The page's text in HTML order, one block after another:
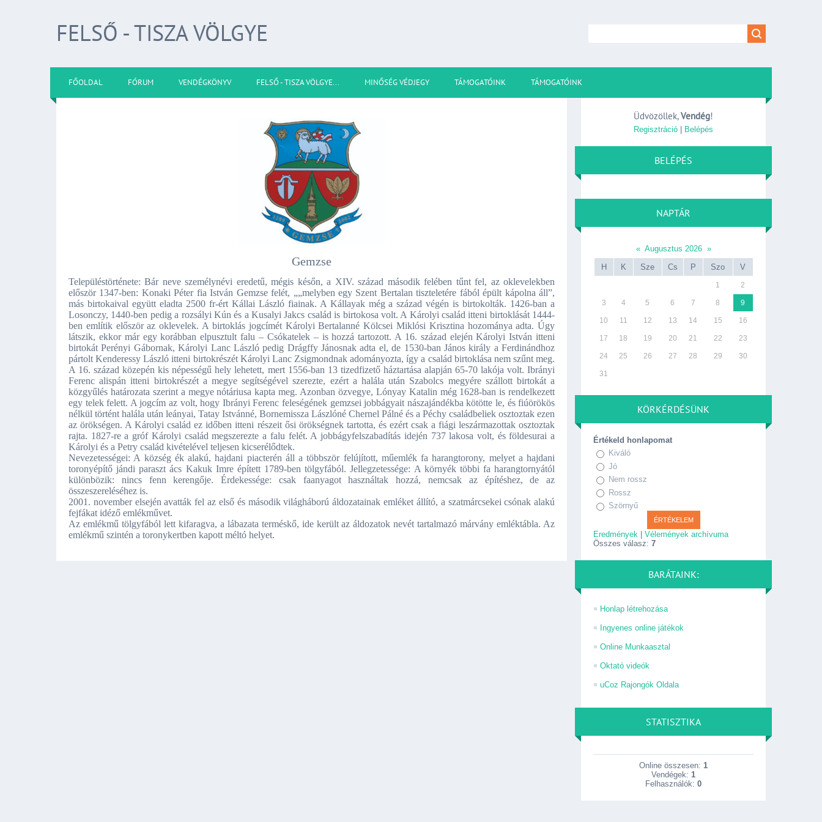
FELSŐ - TISZA VÖLGYE
FŐOLDAL FÓRUM VENDÉGKÖNYV FELSŐ - TISZA VÖLGYE... MINŐSÉG VÉDJEGY TÁMOGATÓINK TÁMOGATÓINK
Gemzse
Településtörténete: Bár neve személynévi eredetű, mégis későn, a XIV. század második felében tűnt fel, az oklevelekben
először 1347-ben: Konaki Péter fia István Gemzse felét, „„melyben egy Szent Bertalan tiszteletére fából épült kápolna áll”,
más birtokaival együtt eladta 2500 fr-ért Kállai László fiainak. A Kállayak még a század végén is birtokolták. 1426-ban a
Losonczy, 1440-ben pedig a rozsályi Kún és a Kusalyi Jakcs család is birtokosa volt. A Károlyi család itteni birtoklását 1444-
ben említik először az oklevelek. A birtoklás jogcímét Károlyi Bertalanné Kölcsei Miklósi Krisztina hozománya adta. Úgy
látszik, ekkor már egy korábban elpusztult falu – Csókatelek – is hozzá tartozott. A 16. század elején Károlyi István itteni
birtokát Perényi Gábornak, Károlyi Lanc László pedig Drágffy Jánosnak adta el, de 1530-ban János király a Ferdinándhoz
pártolt Kenderessy László itteni birtokrészét Károlyi Lanc Zsigmondnak adományozta, így a család birtoklása nem szűnt meg.
A 16. század közepén kis népességű hely lehetett, mert 1556-ban 13 tizedfizető háztartása alapján 65-70 lakója volt. Ibrányi
Ferenc alispán itteni birtokrészét a megye segítségével szerezte, ezért a halála után Szabolcs megyére szállott birtokát a
közgyűlés határozata szerint a megye nótáriusa kapta meg. Azonban özvegye, Lónyay Katalin még 1628-ban is rendelkezett
egy telek felett. A jogcím az volt, hogy Ibrányi Ferenc feleségének gemzsei jobbágyait nászajándékba kötötte le, és fiúörökös
nélkül történt halála után leányai, Tatay Istvánné, Bornemissza Lászlóné Chernel Pálné és a Péchy családbeliek osztoztak ezen
az örökségen. A Károlyi család ez időben itteni részeit ősi örökségnek tartotta, és ezért csak a fiági leszármazottak osztoztak
rajta. 1827-re a gróf Károlyi család megszerezte a falu felét. A jobbágyfelszabadítás idején 737 lakosa volt, és földesurai a
Károlyi és a Petry család kivételével teljesen kicserélődtek.
Nevezetességei: A község ék alakú, hajdani piacterén áll a többször felújított, műemlék fa harangtorony, melyet a hajdani
toronyépítő jándi paraszt ács Kakuk Imre épített 1789-ben tölgyfából. Jellegzetessége: A környék többi fa harangtornyától
különbözik: nincs fenn kerengője. Érdekessége: csak faanyagot használtak hozzá, nemcsak az építéshez, de az
összeszereléséhez is.
2001. november elsején avatták fel az első és második világháború áldozatainak emléket állító, a szatmárcsekei csónak alakú
fejfákat idéző emlékművet.
Az emlékmű tölgyfából lett kifaragva, a lábazata terméskő, ide került az áldozatok nevét tartalmazó márvány emléktábla. Az
emlékmű szintén a toronykertben kapott méltó helyet.
Üdvözöllek,Vendég!
Regisztráció Belépés
BELÉPÉS
NAPTÁR
« Augusztus 2026 »
H
K Sze Cs P Szo V
1 2
3 4 5 6 7 8 9
10 11 12 13 14 15 16
17 18 19 20 21 22 23
24 25 26 27 28 29 30
31
KÖRKÉRDÉSÜNK
Értékeld honlapomat
Kiváló
Jó
Nem rossz
Rossz
Szörnyű
Eredmények |Vélemények archívuma
Összes válasz:7
BARÁTAINK:
Honlap létrehozása
Ingyenes online játékok
Online Munkaasztal
Oktató videók
uCoz Rajongók Oldala
STATISZTIKA
Online összesen: 1
Vendégek: 1
Felhasználók:0